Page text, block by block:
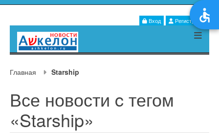
Вход Регистрация
Главная Starship
Все новости c тегом
«Starship»